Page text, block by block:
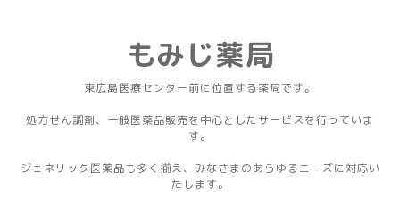
もみじ薬局
東広島医療センター前に位置する薬局です。
処方せん調剤、一般医薬品販売を中心としたサービスを行っていま
す。
ジェネリック医薬品も多く揃え、みなさまのあらゆるニーズに対応い
たします。